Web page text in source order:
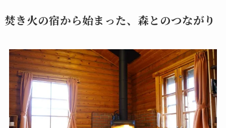
焚き火の宿から始まった、森とのつながり